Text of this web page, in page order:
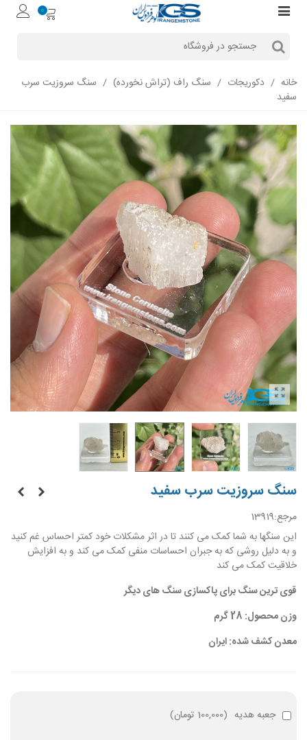
0
خانه / دکوریجات / سنگ راف (تراش نخورده) / سنگ سروزیت سرب
سفید
سنگ سروزیت سرب سفید
مرجع:13919
این سنگها به شما کمک می کنند تا در اثر مشکلات خود کمتر احساس غم کنید
و به دلیل روشی که به جبران احساسات منفی کمک می کند و به افزایش
خلاقیت کمک می کند
قوی ترین سنگ برای پاکسازی سنگ های دیگر
وزن محصول: 28 گرم
معدن کشف شده: ایران
جعبه هدیه (100,000 تومان )